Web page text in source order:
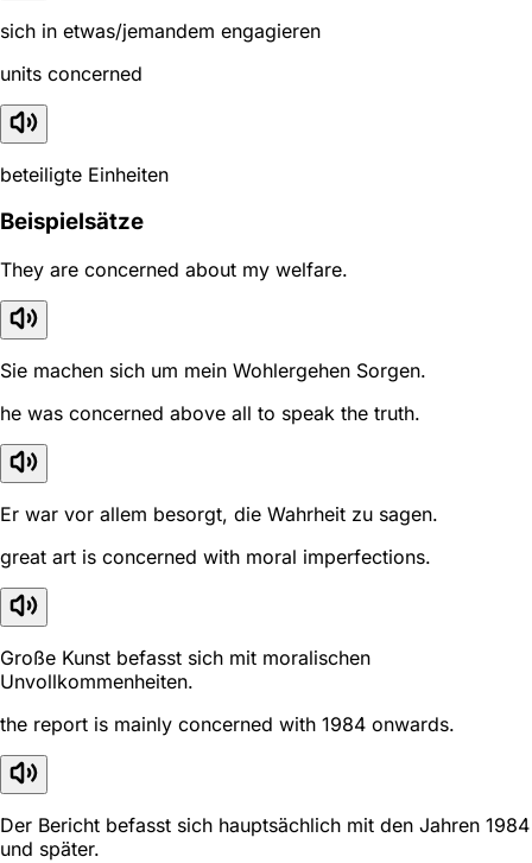
sich in etwas/jemandem engagieren
units concerned
beteiligte Einheiten
Beispielsätze
They are concerned about my welfare.
Sie machen sich um mein Wohlergehen Sorgen.
he was concerned above all to speak the truth.
Er war vor allem besorgt, die Wahrheit zu sagen.
great art is concerned with moral imperfections.
Große Kunst befasst sich mit moralischen
Unvollkommenheiten.
the report is mainly concerned with 1984 onwards.
Der Bericht befasst sich hauptsächlich mit den Jahren 1984
und später.